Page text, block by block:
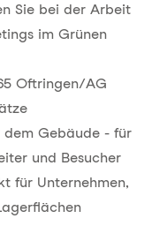
Sie bei der Arbeit
im Grünen
Oftringen/AG
Gebäude - für
und Besucher
für Unternehmen,